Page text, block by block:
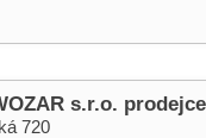
s.r.o.
720